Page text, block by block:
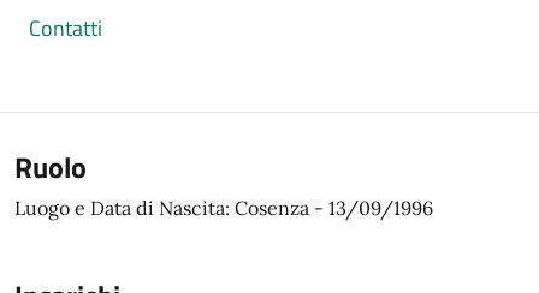
Contatti
Ruolo
Luogo e Data di Nascita: Cosenza - 13/09/1996